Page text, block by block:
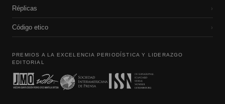
Réplicas ›
Código etico ›
PREMIOS A LA EXCELENCIA PERIODÍSTICA Y LIDERAZGO
EDITORIAL